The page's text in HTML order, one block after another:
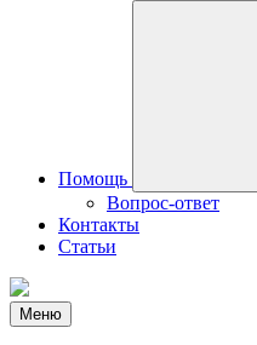
Помощь
Вопрос-ответ
Контакты
Статьи
Меню